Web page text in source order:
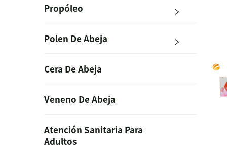
Propóleo
Polen De Abeja
Cera De Abeja
Veneno De Abeja
Atención Sanitaria Para
Adultos